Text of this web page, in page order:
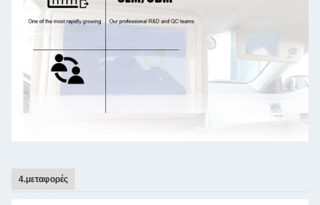
4.μεταφορές